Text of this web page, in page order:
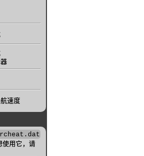
速度
使用它，请